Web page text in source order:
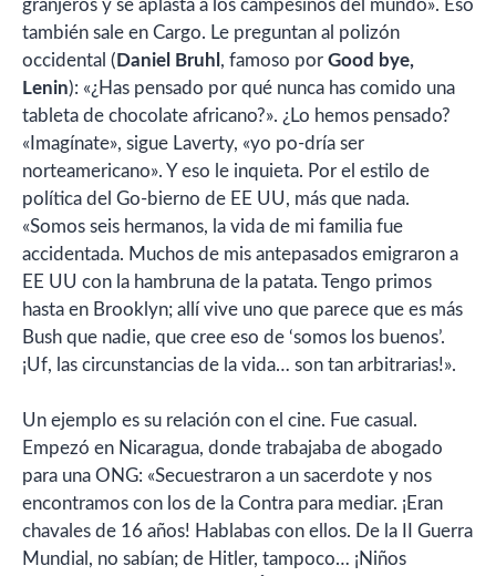
granjeros y se aplasta a los campesinos del mundo». Eso
también sale en Cargo. Le preguntan al polizón
occidental ( Daniel Bruhl , famoso por Good bye,
Lenin): «¿Has pensado por qué nunca has comido una
tableta de chocolate africano?». ¿Lo hemos pensado?
«Imagínate», sigue Laverty, «yo po-dría ser
norteamericano». Y eso le inquieta. Por el estilo de
política del Go-bierno de EE UU, más que nada.
«Somos seis hermanos, la vida de mi familia fue
accidentada. Muchos de mis antepasados emigraron a
EE UU con la hambruna de la patata. Tengo primos
hasta en Brooklyn; allí vive uno que parece que es más
Bush que nadie, que cree eso de ‘somos los buenos’.
¡Uf, las circunstancias de la vida… son tan arbitrarias!».
Un ejemplo es su relación con el cine. Fue casual.
Empezó en Nicaragua, donde trabajaba de abogado
para una ONG: «Secuestraron a un sacerdote y nos
encontramos con los de la Contra para mediar. ¡Eran
chavales de 16 años! Hablabas con ellos. De la II Guerra
Mundial, no sabían; de Hitler, tampoco… ¡Niños